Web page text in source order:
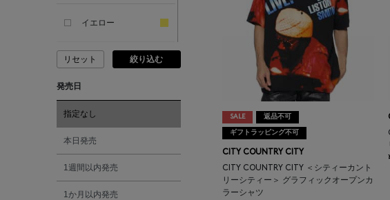
ATELIER AMBOISE
イエロー
ピンク
レッド
オレンジ
シルバー
リセット 絞り込む
発売日
指定なし
本日発売
1週間以内発売
1か月以内発売
SALE 返品不可
ギフトラッピング不可
CITY COUNTRY CITY
CITY COUNTRY CITY ＜シティーカント
リーシティー＞ グラフィックオープンカ
ラーシャツ